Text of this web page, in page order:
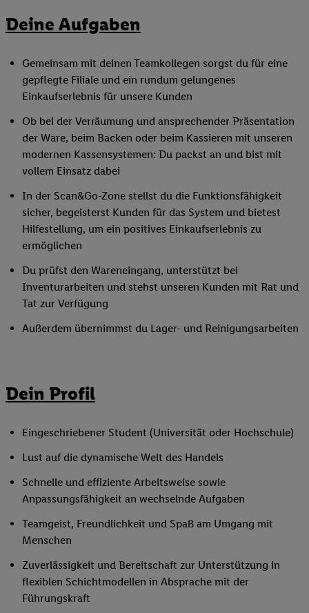
Deine Aufgaben
Gemeinsam mit deinen Teamkollegen sorgst du für eine
gepflegte Filiale und ein rundum gelungenes
Einkaufserlebnis für unsere Kunden
Ob bei der Verräumung und ansprechender Präsentation
der Ware, beim Backen oder beim Kassieren mit unseren
modernen Kassensystemen: Du packst an und bist mit
vollem Einsatz dabei
In der Scan&Go-Zone stellst du die Funktionsfähigkeit
sicher, begeisterst Kunden für das System und bietest
Hilfestellung, um ein positives Einkaufserlebnis zu
ermöglichen
Du prüfst den Wareneingang, unterstützt bei
Inventurarbeiten und stehst unseren Kunden mit Rat und
Tat zur Verfügung
Außerdem übernimmst du Lager- und Reinigungsarbeiten
Dein Profil
Eingeschriebener Student (Universität oder Hochschule)
Lust auf die dynamische Welt des Handels
Schnelle und effiziente Arbeitsweise sowie
Anpassungsfähigkeit an wechselnde Aufgaben
Teamgeist, Freundlichkeit und Spaß am Umgang mit
Menschen
Zuverlässigkeit und Bereitschaft zur Unterstützung in
flexiblen Schichtmodellen in Absprache mit der
Führungskraft